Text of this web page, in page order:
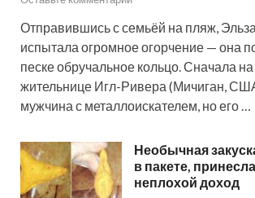
Отправившись с семьёй на пляж,
испытала огромное огорчение — она
песке обручальное кольцо. Сначала
жительнице Игл-Ривера (Мичиган,
мужчина с металлоискателем, но его …
Необычная
в пакете,
неплохой доход